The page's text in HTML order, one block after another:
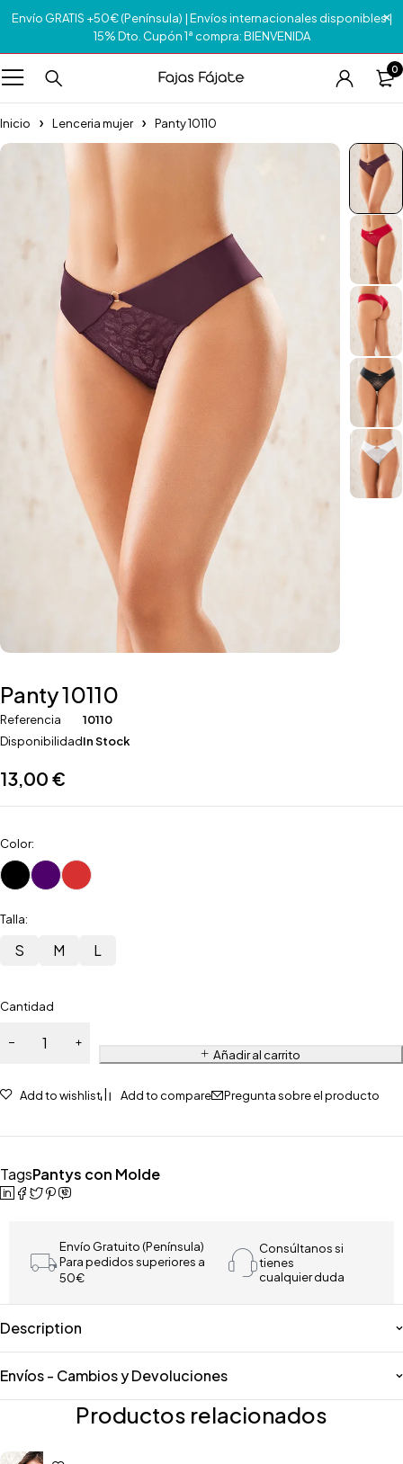
Envío GRATIS +50€ (Península) | Envíos internacionales disponibles |
15% Dto. Cupón 1ª compra: BIENVENIDA
0
Inicio Lenceria mujer Panty 10110
Panty 10110
Referencia
10110
DisponibilidadIn Stock
13,00 €
Color:
Talla:
S M L
Cantidad
Añadir al carrito
Add to wishlist Add to compare Pregunta sobre el producto
TagsPantys con Molde
Envío Gratuito (Península)
Para pedidos superiores a
50€
Consúltanos si
tienes
cualquier duda
Description
Envíos - Cambios y Devoluciones
Productos relacionados